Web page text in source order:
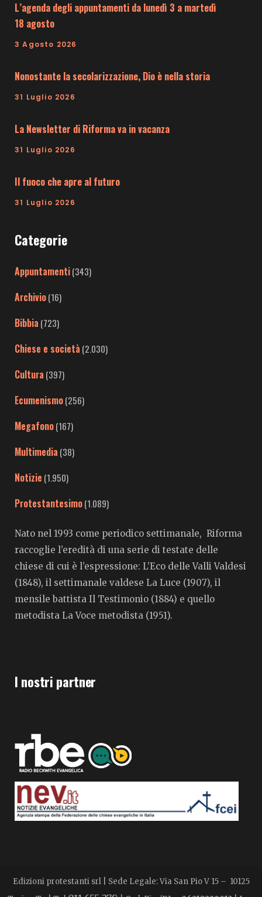
L’agenda degli appuntamenti da lunedì 3 a martedì
18 agosto
3 Agosto 2026
Nonostante la secolarizzazione, Dio è nella storia
31 Luglio 2026
La Newsletter di Riforma va in vacanza
31 Luglio 2026
Il fuoco che apre al futuro
31 Luglio 2026
Categorie
Appuntamenti(343)
Archivio(16)
Bibbia (723)
Chiese e società (2.030)
Cultura (397)
Ecumenismo(256)
Megafono(167)
Multimedia (38)
Notizie (1.950)
Protestantesimo(1.089)
Nato nel 1993 come periodico settimanale, Riforma
raccoglie l’eredità di una serie di testate delle
chiese di cui è l’espressione: L’Eco delle Valli Valdesi
(1848), il settimanale valdese La Luce (1907), il
mensile battista Il Testimonio (1884) e quello
metodista La Voce metodista (1951).
I nostri partner
Edizioni protestanti srl | Sede Legale: Via San Pio V 15 – 10125